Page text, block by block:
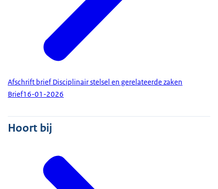
Afschrift brief Disciplinair stelsel en gerelateerde zaken
Brief16-01-2026
Hoort bij